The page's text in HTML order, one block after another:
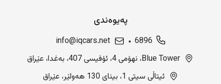
پەیوەندی
6896
info@iqcars.net
Blue Tower، نهۆمی 4، ئۆفیسی 407، بەغدا، عێراق
ئیتاڵی سیتی 1، بینای 130 هەولێر، عێراق